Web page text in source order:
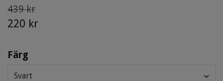
439 kr
220 kr
Färg
Svart